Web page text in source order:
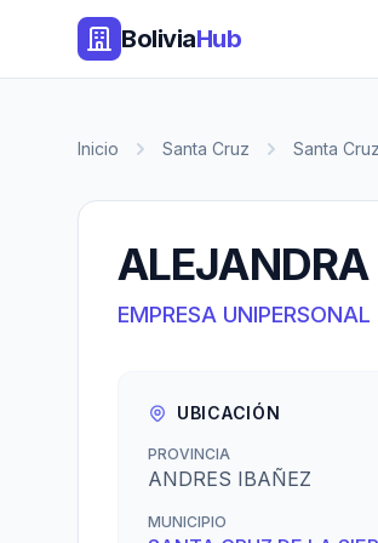
BoliviaHub
Inicio Santa Cruz Santa
EMPRESA UNIPERSONAL
UBICACIÓN
PROVINCIA
ANDRES IBAÑEZ
MUNICIPIO